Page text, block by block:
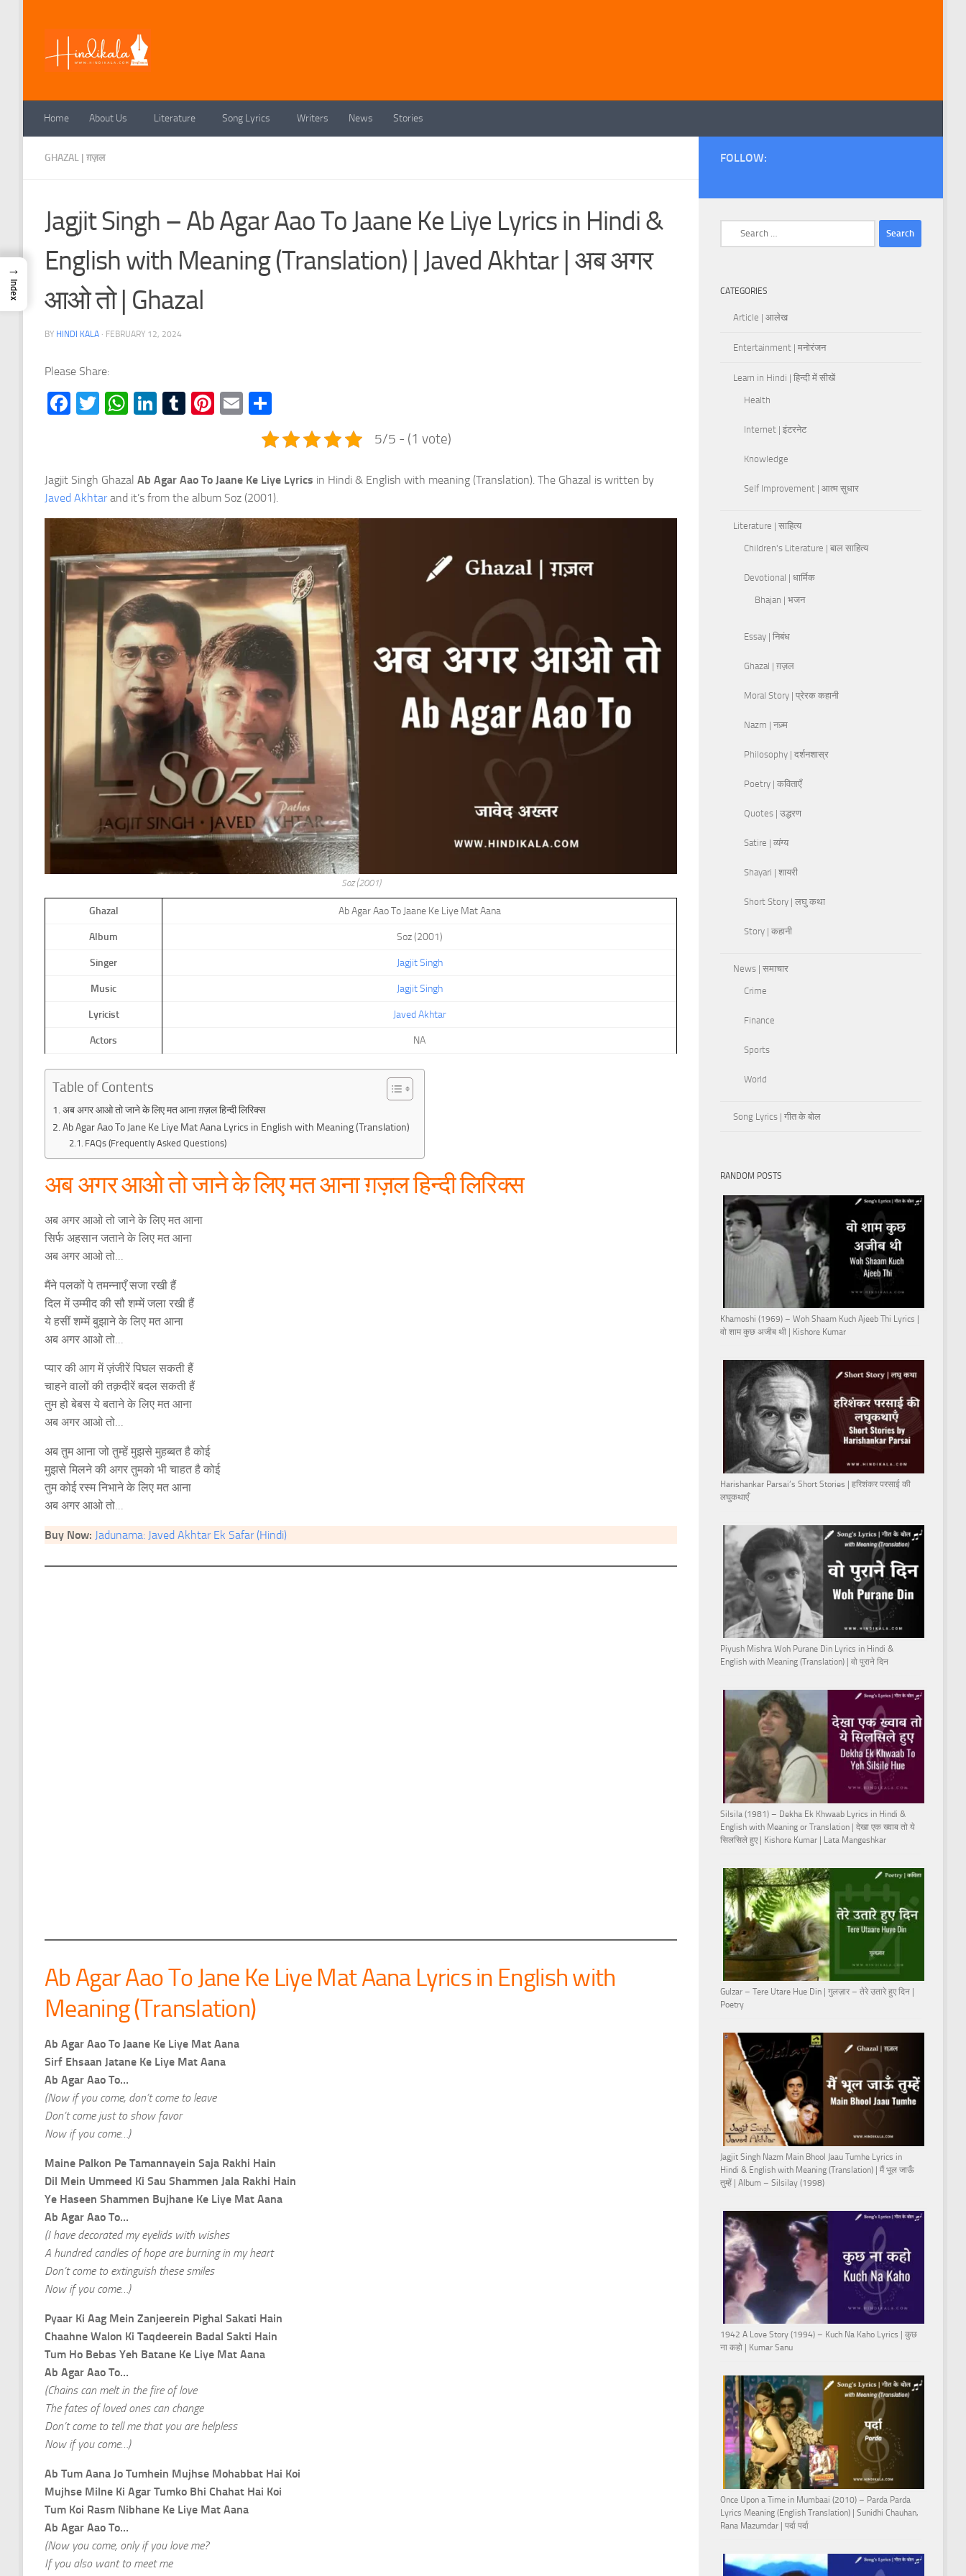
Home About Us Literature Song Lyrics Writers News Stories
GHAZAL | ग़ज़ल
Jagjit Singh – Ab Agar Aao To Jaane Ke Liye Lyrics in Hindi &
English with Meaning (Translation) | Javed Akhtar | अब अगर
आओ तो | Ghazal
BY HINDI KALA · FEBRUARY 12, 2024
Please Share:
Facebook
TwitterWhatsApp
LinkedIn
Tumblr
Pinterest
Email
5/5 - (1 vote)
Jagjit Singh Ghazal Ab Agar Aao To Jaane Ke Liye Lyrics in Hindi & English with meaning (Translation). The Ghazal is written by
Javed Akhtarand it’s from the album Soz (2001).
Soz (2001)
Ghazal Ab Agar Aao To Jaane Ke Liye Mat Aana
Album Soz (2001)
Singer Jagjit Singh
Music Jagjit Singh
Lyricist Javed Akhtar
Actors NA
Table of Contents
अब अगर आओ तो जाने के लिए मत आना ग़ज़ल हिन्दी लिरिक्स
Ab Agar Aao To Jane Ke Liye Mat Aana Lyrics in English with Meaning (Translation)
FAQs (Frequently Asked Questions)
अब अगर आओ तो जाने के लिए मत आना ग़ज़ल हिन्दी लिरिक्स
अब अगर आओ तो जाने के लिए मत आना
सिर्फ अहसान जताने के लिए मत आना
अब अगर आओ तो…
मैंने पलकों पे तमन्‍नाएँ सजा रखी हैं
दिल में उम्‍मीद की सौ शम्में जला रखी हैं
ये हसीं शम्में बुझाने के लिए मत आना
अब अगर आओ तो…
प्‍यार की आग में ज़ंजीरें पिघल सकती हैं
चाहने वालों की तक़दीरें बदल सकती हैं
तुम हो बेबस ये बताने के लिए मत आना
अब अगर आओ तो…
अब तुम आना जो तुम्‍हें मुझसे मुहब्‍बत है कोई
मुझसे मिलने की अगर तुमको भी चाहत है कोई
तुम कोई रस्‍म निभाने के लिए मत आना
अब अगर आओ तो…
Buy Now: Jadunama: Javed Akhtar Ek Safar (Hindi)
Ab Agar Aao To Jane Ke Liye Mat Aana Lyrics in English with
Meaning (Translation)
Ab Agar Aao To Jaane Ke Liye Mat Aana
Sirf Ehsaan Jatane Ke Liye Mat Aana
Ab Agar Aao To…
(Now if you come, don’t come to leave
Don’t come just to show favor
Now if you come…)
Maine Palkon Pe Taman‍nayein Saja Rakhi Hain
Dil Mein Ummeed Ki Sau Shammen Jala Rakhi Hain
Ye Haseen Shammen Bujhane Ke Liye Mat Aana
Ab Agar Aao To…
(I have decorated my eyelids with wishes
A hundred candles of hope are burning in my heart
Don’t come to extinguish these smiles
Now if you come…)
P‍yaar Ki Aag Mein Zanjeerein Pighal Sakati Hain
Chaahne Walon Ki Taqdeerein Badal Sakti Hain
Tum Ho Bebas Yeh Batane Ke Liye Mat Aana
Ab Agar Aao To…
(Chains can melt in the fire of love
The fates of loved ones can change
Don’t come to tell me that you are helpless
Now if you come…)
Ab Tum Aana Jo Tumhein Mujhse Mohabbat Hai Koi
Mujhse Milne Ki Agar Tumko Bhi Chahat Hai Koi
Tum Koi Ras‍m Nibhane Ke Liye Mat Aana
Ab Agar Aao To…
(Now you come, only if you love me?
If you also want to meet me
FOLLOW:
CATEGORIES
Article | आलेख
Entertainment | मनोरंजन
Learn in Hindi | हिन्दी में सीखें
Health
Internet | इंटरनेट
Knowledge
Self Improvement | आत्म सुधार
Literature | साहित्य
Children's Literature | बाल साहित्य
Devotional | धार्मिक
Bhajan | भजन
Essay | निबंध
Ghazal | ग़ज़ल
Moral Story | प्रेरक कहानी
Nazm | नज़्म
Philosophy | दर्शनशास्र
Poetry | कविताएँ
Quotes | उद्धरण
Satire | व्यंग्य
Shayari | शायरी
Short Story | लघु कथा
Story | कहानी
News | समाचार
Crime
Finance
Sports
World
Song Lyrics | गीत के बोल
RANDOM POSTS
Khamoshi (1969) – Woh Shaam Kuch Ajeeb Thi Lyrics |
वो शाम कुछ अजीब थी | Kishore Kumar
Harishankar Parsai’s Short Stories | हरिशंकर परसाई की
लघुकथाएँ
Piyush Mishra Woh Purane Din Lyrics in Hindi &
English with Meaning (Translation) | वो पुराने दिन
Silsila (1981) – Dekha Ek Khwaab Lyrics in Hindi &
English with Meaning or Translation | देखा एक ख्वाब तो ये
सिलसिले हुए | Kishore Kumar | Lata Mangeshkar
Gulzar – Tere Utare Hue Din | गुलज़ार – तेरे उतारे हुए दिन |
Poetry
Jagjit Singh Nazm Main Bhool Jaau Tumhe Lyrics in
Hindi & English with Meaning (Translation) | मैं भूल जाऊँ
तुम्हें | Album – Silsilay (1998)
1942 A Love Story (1994) – Kuch Na Kaho Lyrics | कुछ
ना कहो | Kumar Sanu
Once Upon a Time in Mumbaai (2010) – Parda Parda
Lyrics Meaning (English Translation) | Sunidhi Chauhan,
Rana Mazumdar | पर्दा पर्दा
→
Index